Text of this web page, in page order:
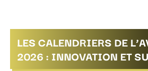
LES CALENDRIERS DE
2026 : INNOVATION ET